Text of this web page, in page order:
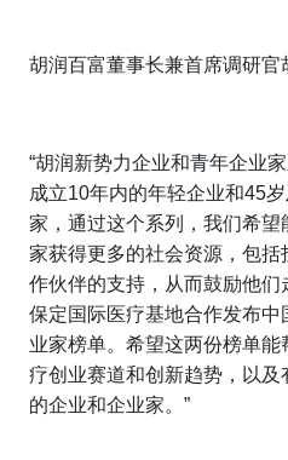
胡润百富董事长兼首席调研官
“胡润新势力企业和青年企业
成立10年内的年轻企业和45
家，通过这个系列，我们希
家获得更多的社会资源，包
作伙伴的支持，从而鼓励他
保定国际医疗基地合作发布
业家榜单。希望这两份榜单
疗创业赛道和创新趋势，以
的企业和企业家。”